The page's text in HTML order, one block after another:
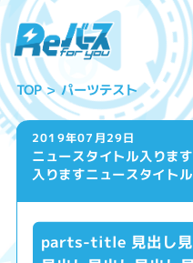
TOP パーツテスト
2019年07月29日
ニュースタイトル入りま
入りますニュースタイト
parts-title 見出し見